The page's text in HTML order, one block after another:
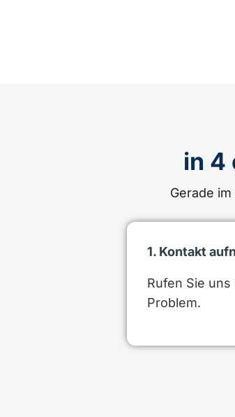
in 4
Gerade
1. Kontakt
Rufen Sie
Problem.